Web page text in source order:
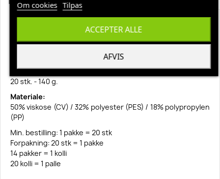
Universalklud gul 20 stk - 140 gr.
Universalklud gul - en karklud eller alt-mulig-klud i kraftig
Fin sugeevne og god kvalitet.
20 stk. - 140 g.
Materiale:
50% viskose (CV) / 32% polyester (PES) / 18% polypropylen
(PP)
Min. bestilling: 1 pakke = 20 stk
Forpakning: 20 stk = 1 pakke
14 pakker = 1 kolli
20 kolli = 1 palle
Om cookies Tilpas
AFVIS
ACCEPTER ALLE